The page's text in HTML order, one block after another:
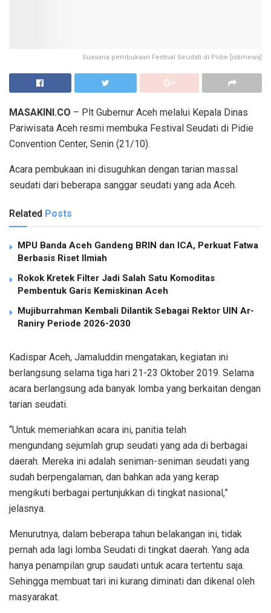
Suasana pembukaan Festival Seudati di Pidie.[istimewa]
MASAKINI.CO – Plt Gubernur Aceh melalui Kepala Dinas
Pariwisata Aceh resmi membuka Festival Seudati di Pidie
Convention Center, Senin (21/10).
Acara pembukaan ini disuguhkan dengan tarian massal
seudati dari beberapa sanggar seudati yang ada Aceh.
Related Posts
MPU Banda Aceh Gandeng BRIN dan ICA, Perkuat Fatwa
Berbasis Riset Ilmiah
Rokok Kretek Filter Jadi Salah Satu Komoditas
Pembentuk Garis Kemiskinan Aceh
Mujiburrahman Kembali Dilantik Sebagai Rektor UIN Ar-
Raniry Periode 2026-2030
Kadispar Aceh, Jamaluddin mengatakan, kegiatan ini
berlangsung selama tiga hari 21-23 Oktober 2019. Selama
acara berlangsung ada banyak lomba yang berkaitan dengan
tarian seudati.
“Untuk memeriahkan acara ini, panitia telah
mengundang sejumlah grup seudati yang ada di berbagai
daerah. Mereka ini adalah seniman-seniman seudati yang
sudah berpengalaman, dan bahkan ada yang kerap
mengikuti berbagai pertunjukkan di tingkat nasional,”
jelasnya.
Menurutnya, dalam beberapa tahun belakangan ini, tidak
pernah ada lagi lomba Seudati di tingkat daerah. Yang ada
hanya penampilan grup saudati untuk acara tertentu saja.
Sehingga membuat tari ini kurang diminati dan dikenal oleh
masyarakat.